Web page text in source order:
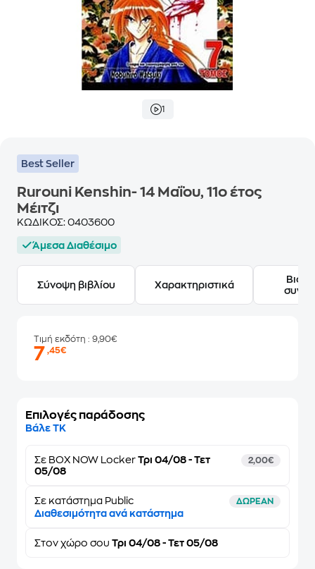
1
Best Seller
Rurouni Kenshin- 14 Μαΐου, 11ο έτος
Μέιτζι
ΚΩΔΙΚΟΣ: 0403600
Άμεσα Διαθέσιμο
Σύνοψη βιβλίου Χαρακτηριστικά
Τιμή εκδότη : 9,90€
7,45€
Επιλογές παράδοσης
Βάλε ΤΚ
Σε BOX NOW Locker Τρι 04/08 - Τετ
05/08
2,00€
Σε κατάστημα Public ΔΩΡΕΑΝ
Διαθεσιμότητα ανά κατάστημα
Στον χώρο σου Τρι 04/08 - Τετ 05/08